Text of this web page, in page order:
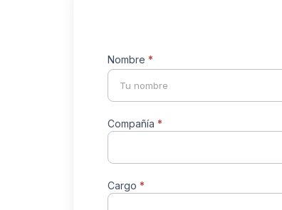
Formulario
de
contacto
Nombre *
Nombre
Compañía *
Cargo *